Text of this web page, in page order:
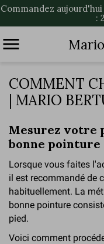
Commandez
:

COMMENT
| MARIO
Mesurez votre
bonne pointure
Lorsque vous faites
il est recommandé de
habituellement. La
bonne pointure
pied.
Voici comment